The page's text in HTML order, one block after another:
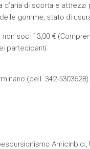
d’aria di scorta e
gomme, stato di
non soci 13,00 €
partecipanti.
(cell. 342-5303628).
Amicinbici,